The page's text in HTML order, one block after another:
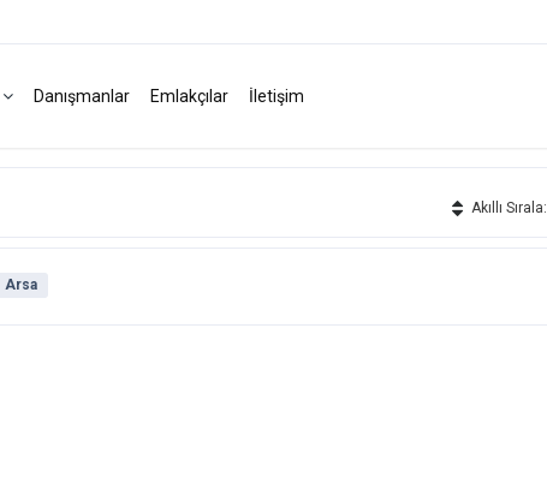
Danışmanlar Emlakçılar İletişim
Akıllı Sırala:
Arsa